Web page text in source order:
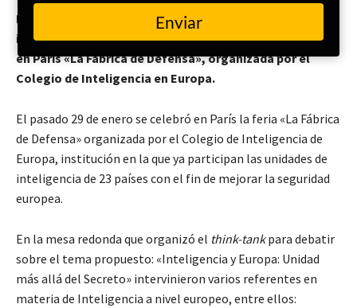
El director de la Academia de Inteligencia realizó una
intervención en la mesa redonda de la feria de defensa
en París «La Fábrica de Defensa», organizada por el
Colegio de Inteligencia en Europa.
El pasado 29 de enero se celebró en París la feria «La Fábrica
de Defensa» organizada por el Colegio de Inteligencia de
Europa, institución en la que ya participan las unidades de
inteligencia de 23 países con el fin de mejorar la seguridad
europea.
En la mesa redonda que organizó el think-tankpara debatir
sobre el tema propuesto: «Inteligencia y Europa: Unidad
más allá del Secreto» intervinieron varios referentes en
materia de Inteligencia a nivel europeo, entre ellos:
email
Enviar